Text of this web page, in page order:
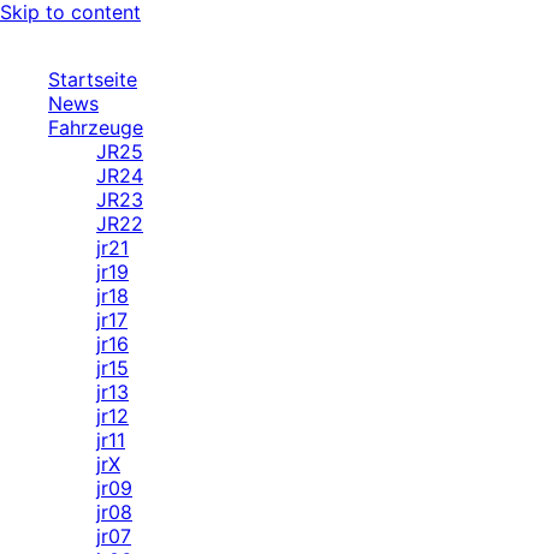
Skip to content
Startseite
News
Fahrzeuge
JR25
JR24
JR23
JR22
jr21
jr19
jr18
jr17
jr16
jr15
jr13
jr12
jr11
jrX
jr09
jr08
jr07